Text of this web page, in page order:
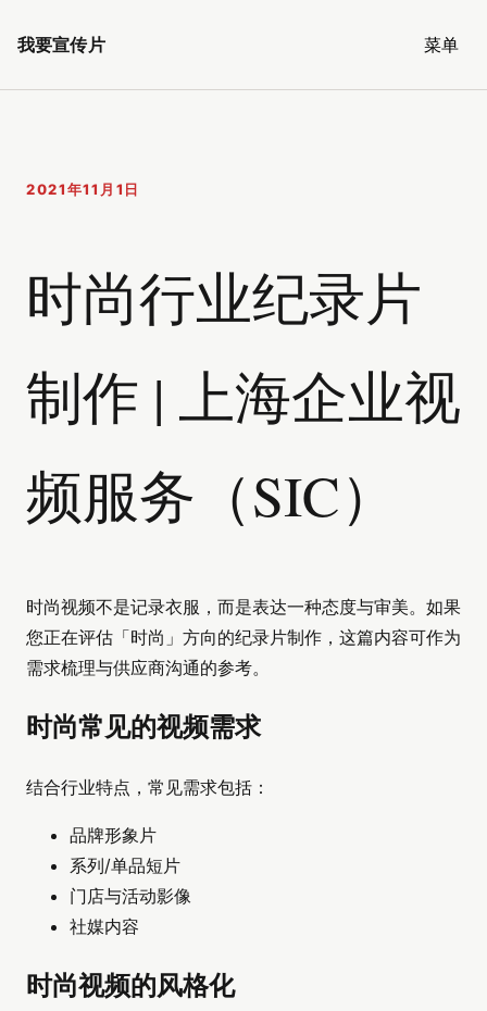
我要宣传片 菜单
2021年11月1日
时尚行业纪录片
制作 | 上海企业视
频服务（SIC）
时尚视频不是记录衣服，而是表达一种态度与审美。如果
您正在评估「时尚」方向的纪录片制作，这篇内容可作为
需求梳理与供应商沟通的参考。
时尚常见的视频需求
结合行业特点，常见需求包括：
品牌形象片
系列/单品短片
门店与活动影像
社媒内容
时尚视频的风格化